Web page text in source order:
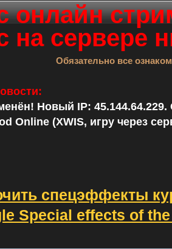
онлайн
на сервере
Обязательно все
Новый IP: 45.144.64.229.
Online (XWIS, игру через
спецэффекты
Special effects of